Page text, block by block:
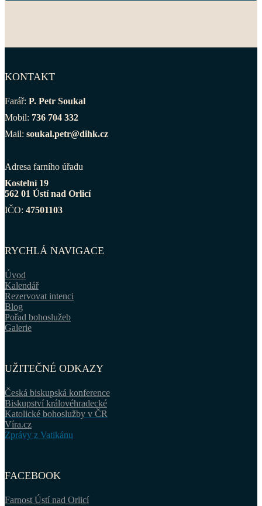
KONTAKT
Farář: P. Petr Soukal
Mobil: 736 704 332
Mail: soukal.petr@dihk.cz
Adresa farního úřadu
Kostelní 19
562 01 Ústí nad Orlicí
IČO: 47501103
RYCHLÁ NAVIGACE
Úvod
Kalendář
Rezervovat intenci
Blog
Pořad bohoslužeb
Galerie
UŽITEČNÉ ODKAZY
Česká biskupská konference
Biskupství královéhradecké
Katolické bohoslužby v ČR
Víra.cz
Zprávy z Vatikánu
FACEBOOK
Farnost Ústí nad Orlicí